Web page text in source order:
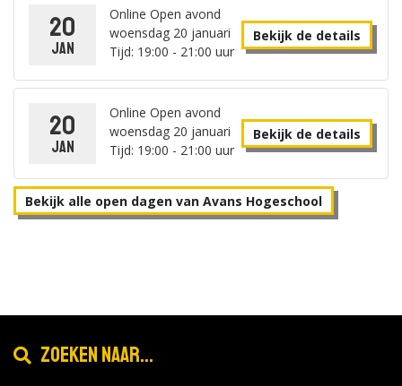
20
jan
Online Open avond
woensdag 20 januari
Tijd: 19:00 - 21:00 uur
Bekijk de details
20
jan
Online Open avond
woensdag 20 januari
Tijd: 19:00 - 21:00 uur
Bekijk de details
Bekijk alle open dagen van Avans Hogeschool
Zoeken naar...